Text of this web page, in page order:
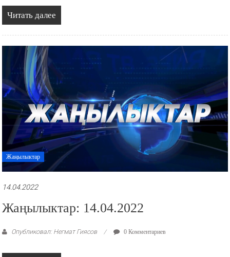
Читать далее
Жаңылыктар
14.04.2022
Жаңылыктар: 14.04.2022
Опубликовал: Негмат Гиясов 0 Комментариев